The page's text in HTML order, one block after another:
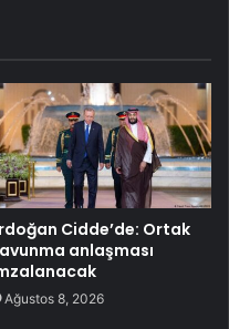
Cidde’de: Ortak
anlaşması
Ağustos 8, 2026